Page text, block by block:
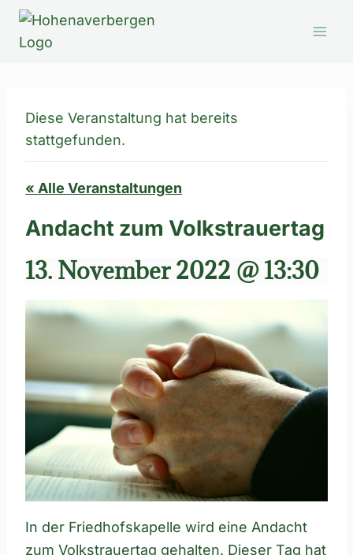
Zum
springen
Diese Veranstaltung hat bereits
stattgefunden.
« Alle Veranstaltungen
Andacht zum Volkstrauertag
13. November 2022 @ 13:30
In der Friedhofskapelle wird eine Andacht
zum Volkstrauertag gehalten. Dieser Tag hat